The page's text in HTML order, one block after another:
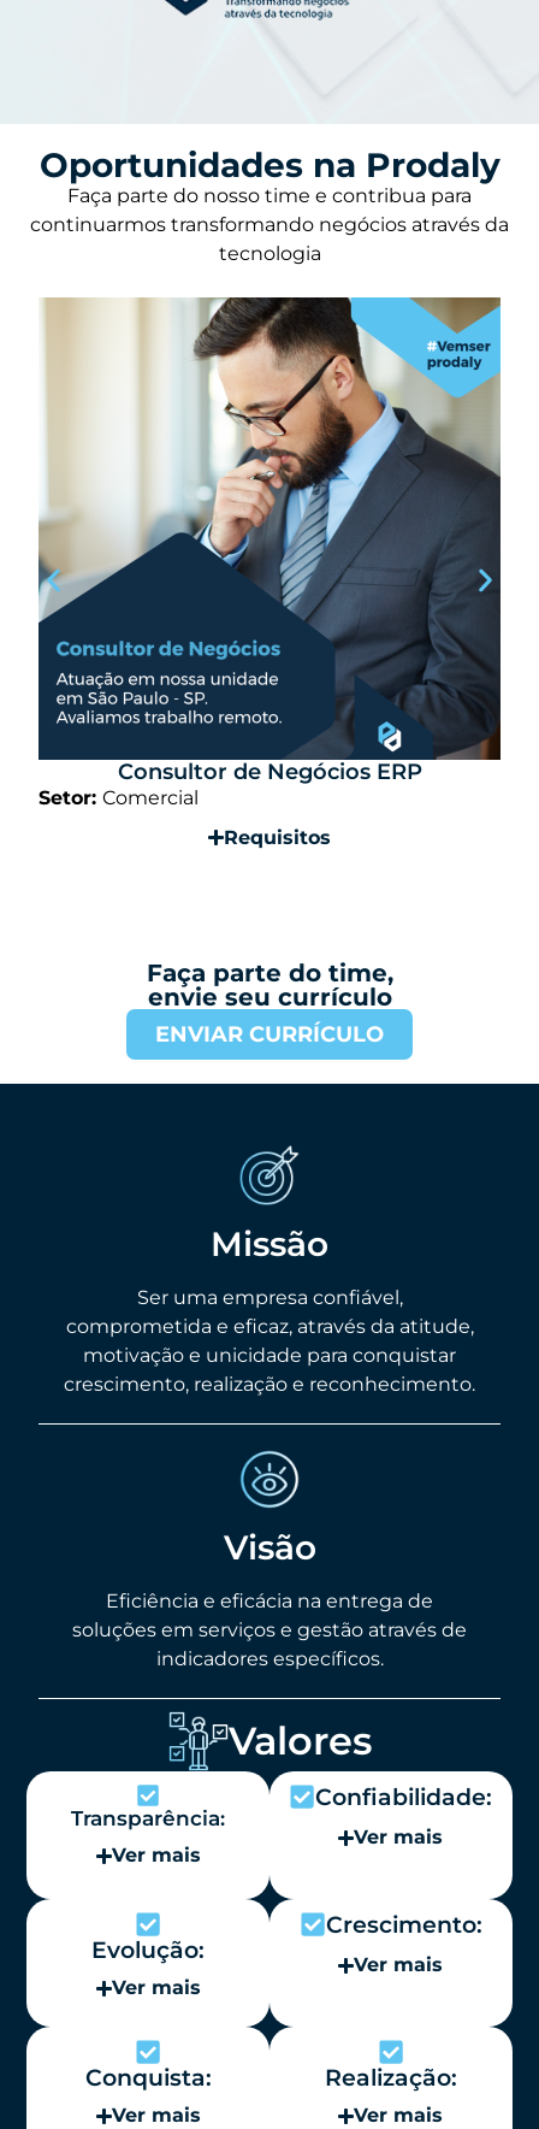
Oportunidades na Prodaly
Faça parte do nosso time e contribua para
continuarmos transformando negócios através da
tecnologia
Consultor de Negócios ERP
Setor:Comercial
Requisitos
Faça parte do time,
envie seu currículo
ENVIAR CURRÍCULO
Missão
Ser uma empresa confiável,
comprometida e eficaz, através da atitude,
motivação e unicidade para conquistar
crescimento, realização e reconhecimento.
Visão
Eficiência e eficácia na entrega de
soluções em serviços e gestão através de
indicadores específicos.
Valores
Transparência:
Ver mais
Confiabilidade:
Ver mais
Evolução:
Ver mais
Crescimento:
Ver mais
Conquista:
Ver mais
Realização:
Ver mais